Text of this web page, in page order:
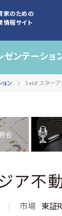
家のための
情報サイト
ゼンテーショ
ョン 3468 スター
会
ア不
市場 東証